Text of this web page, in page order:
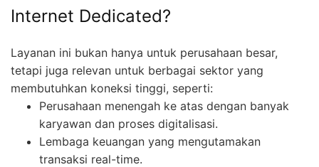
Internet Dedicated?
Layanan ini bukan hanya untuk perusahaan besar,
tetapi juga relevan untuk berbagai sektor yang
membutuhkan koneksi tinggi, seperti:
Perusahaan menengah ke atas dengan banyak
karyawan dan proses digitalisasi.
Lembaga keuangan yang mengutamakan
transaksi real-time.